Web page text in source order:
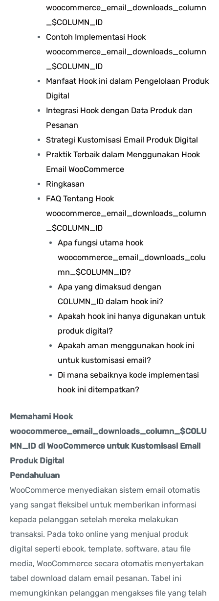
woocommerce_email_downloads_column
_$COLUMN_ID
Contoh Implementasi Hook
woocommerce_email_downloads_column
_$COLUMN_ID
Manfaat Hook ini dalam Pengelolaan Produk
Digital
Integrasi Hook dengan Data Produk dan
Pesanan
Strategi Kustomisasi Email Produk Digital
Praktik Terbaik dalam Menggunakan Hook
Email WooCommerce
Ringkasan
FAQ Tentang Hook
woocommerce_email_downloads_column
_$COLUMN_ID
Apa fungsi utama hook
woocommerce_email_downloads_colu
mn_$COLUMN_ID?
Apa yang dimaksud dengan
COLUMN_ID dalam hook ini?
Apakah hook ini hanya digunakan untuk
produk digital?
Apakah aman menggunakan hook ini
untuk kustomisasi email?
Di mana sebaiknya kode implementasi
hook ini ditempatkan?
Memahami Hook
woocommerce_email_downloads_column_$COLU
MN_ID di WooCommerce untuk Kustomisasi Email
Produk Digital
Pendahuluan
WooCommerce menyediakan sistem email otomatis
yang sangat fleksibel untuk memberikan informasi
kepada pelanggan setelah mereka melakukan
transaksi. Pada toko online yang menjual produk
digital seperti ebook, template, software, atau file
media, WooCommerce secara otomatis menyertakan
tabel download dalam email pesanan. Tabel ini
memungkinkan pelanggan mengakses file yang telah